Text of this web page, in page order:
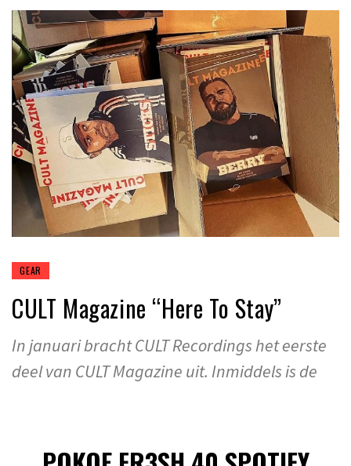
GEAR
CULT Magazine “Here To Stay”
In januari bracht CULT Recordings het eerste
deel van CULT Magazine uit. Inmiddels is de